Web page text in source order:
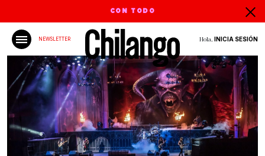
CON TODO
NEWSLETTER Hola, INICIA SESIÓN